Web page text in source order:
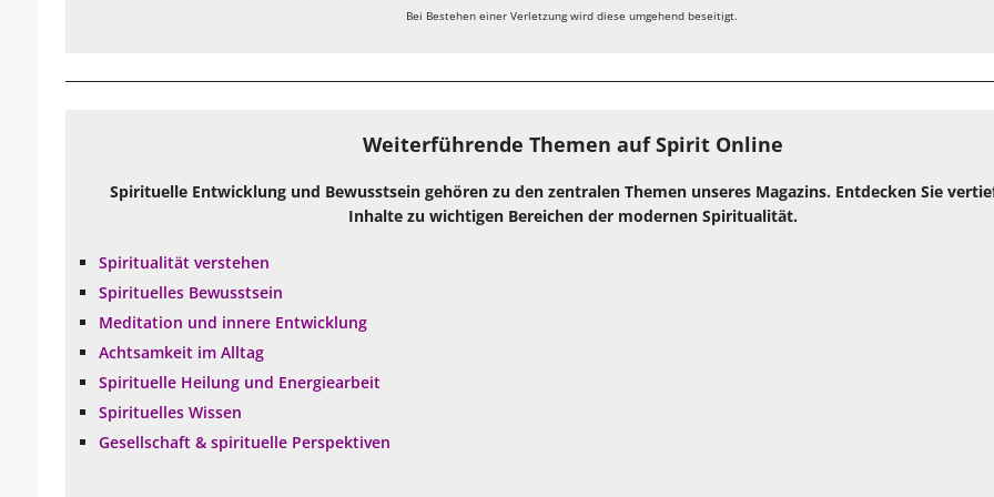
Bei Bestehen einer Verletzung wird diese umgehend beseitigt.
Weiterführende Themen auf Spirit Online
Spirituelle Entwicklung und Bewusstsein gehören zu den zentralen Themen unseres Magazins. Entdecken Sie
Inhalte zu wichtigen Bereichen der modernen Spiritualität.
Spiritualität verstehen
Spirituelles Bewusstsein
Meditation und innere Entwicklung
Achtsamkeit im Alltag
Spirituelle Heilung und Energiearbeit
Spirituelles Wissen
Gesellschaft & spirituelle Perspektiven